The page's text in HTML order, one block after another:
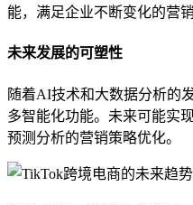
能，满足企业不断变化的营销
未来发展的可塑性
随着AI技术和大数据分析的
多智能化功能。未来可能实
预测分析的营销策略优化。